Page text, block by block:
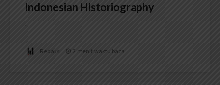
Indonesian Historiography
...
Redaksi 2 menit waktu baca